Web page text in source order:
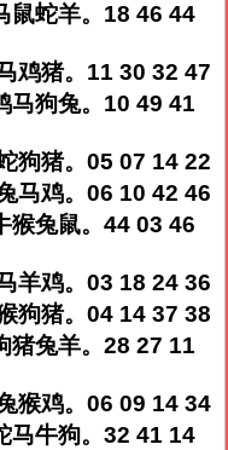
鼠蛇羊。18 46 44
鸡猪。11 30 32 47
马狗兔。10 49 41
狗猪。05 07 14 22
马鸡。06 10 42 46
猴兔鼠。44 03 46
羊鸡。03 18 24 36
狗猪。04 14 37 38
猪兔羊。28 27 11
猴鸡。06 09 14 34
马牛狗。32 41 14